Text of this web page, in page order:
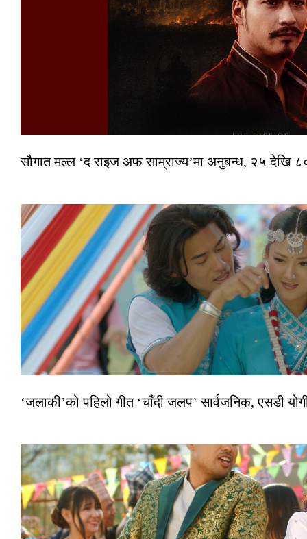
सौगात मल्ल ‘द राइज अफ साम्राज्य’मा अनुबन्ध, २५ देखि
‘जलाकी’को पहिलो गीत ‘चाँदी जलप’ सार्वजनिक, एसडी